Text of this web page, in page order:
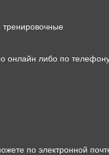
онлайн либо по
по электронной